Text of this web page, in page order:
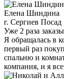
Елена Шиндина
г. Сергиев Посад
Уже 2 раза
Я обращалась
первый раз
спальню и
компания, и я